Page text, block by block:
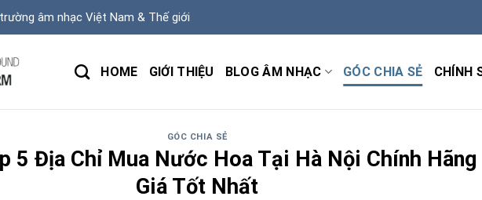
âm nhạc Việt Nam & Thế giới
HOME GIỚI THIỆU BLOG ÂM NHẠC GÓC CHIA SẺ CHÍNH
GÓC CHIA SẺ
5 Địa Chỉ Mua Nước Hoa Tại Hà Nội Chính Hãng
Giá Tốt Nhất